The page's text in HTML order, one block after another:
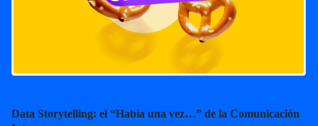
Data Storytelling: el “Había una vez…” de la Comunicación